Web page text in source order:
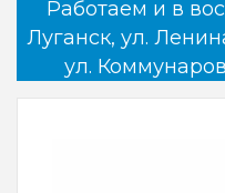
Работаем и в
Луганск, ул.
ул.